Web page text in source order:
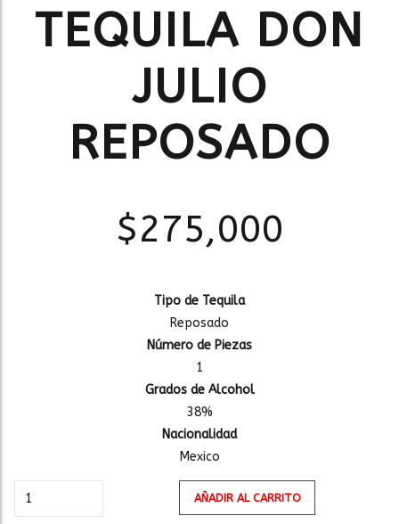
TEQUILA DON
JULIO
REPOSADO
$275,000
Tipo de Tequila
Reposado
Número de Piezas
1
Grados de Alcohol
38%
Nacionalidad
Mexico
DON
AÑADIR AL CARRITO